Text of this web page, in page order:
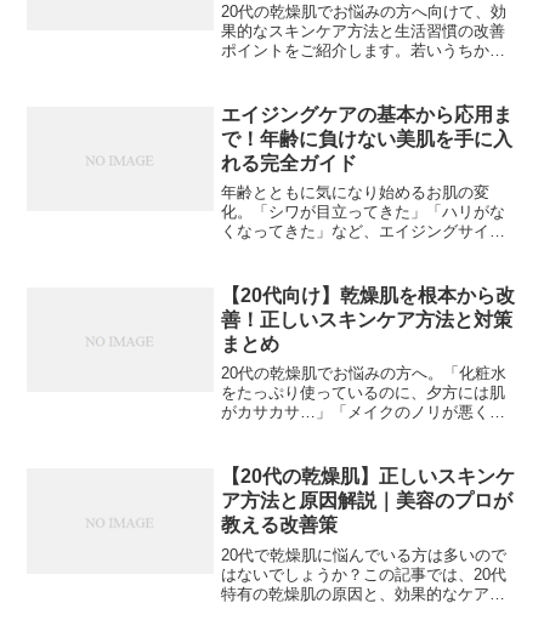
20代の乾燥肌でお悩みの方へ向けて、効
果的なスキンケア方法と生活習慣の改善
ポイントをご紹介します。若いうちから
肌の特徴と原因【画像: 乾燥肌の症状を説
明する図解イラ...
エイジングケアの基本から応用ま
で！年齢に負けない美肌を手に入
れる完全ガイド
年齢とともに気になり始めるお肌の変
化。「シワが目立ってきた」「ハリがな
くなってきた」など、エイジングサイン
方法を詳しくご紹介します。エイジング
サインの原因とメカニズムお...
【20代向け】乾燥肌を根本から改
善！正しいスキンケア方法と対策
まとめ
20代の乾燥肌でお悩みの方へ。「化粧水
をたっぷり使っているのに、夕方には肌
がカサカサ…」「メイクのノリが悪くて
の原因と、効果的なケア方法をご紹介し
ます。20代の乾燥肌...
【20代の乾燥肌】正しいスキンケ
ア方法と原因解説｜美容のプロが
教える改善策
20代で乾燥肌に悩んでいる方は多いので
はないでしょうか？この記事では、20代
特有の乾燥肌の原因と、効果的なケア方